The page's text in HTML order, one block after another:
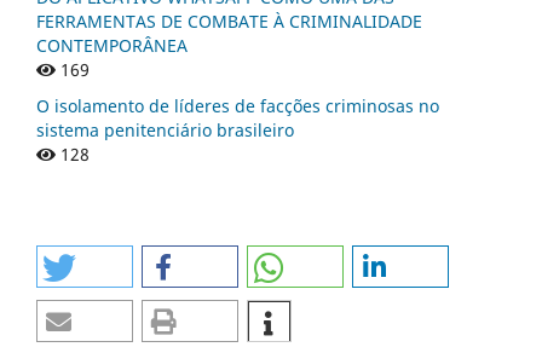
FERRAMENTAS DE COMBATE À CRIMINALIDADE
CONTEMPORÂNEA
169
O isolamento de líderes de facções criminosas no
sistema penitenciário brasileiro
128